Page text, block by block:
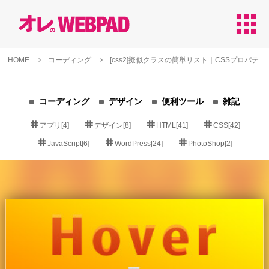
apps
HOME コーディング [css2]擬似クラスの簡単リスト｜CSSプロパティ
コーディング デザイン 便利ツール 雑記
アプリ[4] デザイン[8] HTML[41] CSS[42]
JavaScript[6] WordPress[24] PhotoShop[2]